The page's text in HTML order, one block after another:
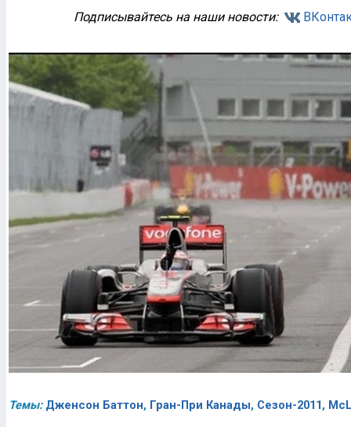
Подписывайтесь на наши новости:
Темы: Дженсон Баттон, Гран-При Канады, Сезон-2011,